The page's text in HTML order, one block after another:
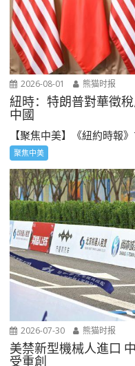
2026-08-01 熊猫时报
紐時：特朗普對華徵
中國
【聚焦中美】《紐約時報
聚焦中美
2026-07-30 熊猫时报
美禁新型機械人進口
受重創